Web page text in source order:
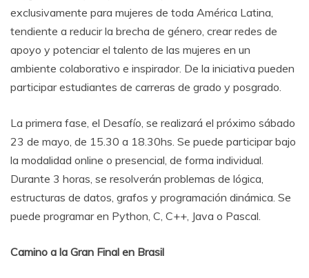
exclusivamente para mujeres de toda América Latina,
tendiente a reducir la brecha de género, crear redes de
apoyo y potenciar el talento de las mujeres en un
ambiente colaborativo e inspirador. De la iniciativa pueden
participar estudiantes de carreras de grado y posgrado.
La primera fase, el Desafío, se realizará el próximo sábado
23 de mayo, de 15.30 a 18.30hs. Se puede participar bajo
la modalidad online o presencial, de forma individual.
Durante 3 horas, se resolverán problemas de lógica,
estructuras de datos, grafos y programación dinámica. Se
puede programar en Python, C, C++, Java o Pascal.
Camino a la Gran Final en Brasil